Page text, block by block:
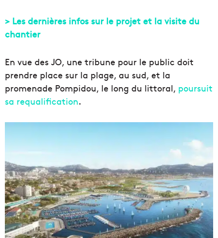
> Les dernières infos sur le projet et la visite du
chantier
En vue des JO, une tribune pour le public doit
prendre place sur la plage, au sud, et la
promenade Pompidou, le long du littoral, poursuit
sa requalification.